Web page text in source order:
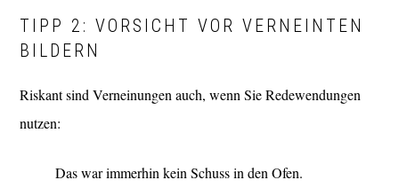
TIPP 2: VORSICHT VOR VERNEINTEN
BILDERN
Riskant sind Verneinungen auch, wenn Sie Redewendungen
nutzen:
Das war immerhin kein Schuss in den Ofen.